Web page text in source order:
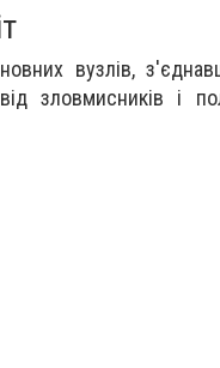
вузлів,
зловмисників і